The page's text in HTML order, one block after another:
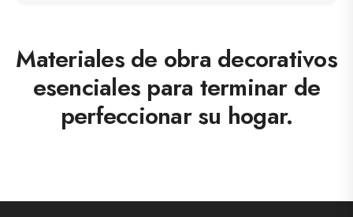
Materiales de obra decorativos
esenciales para terminar de
perfeccionar su hogar.